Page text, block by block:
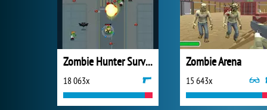
Zombie Hunter Survival
18 063x
Zombie Arena
15 643x